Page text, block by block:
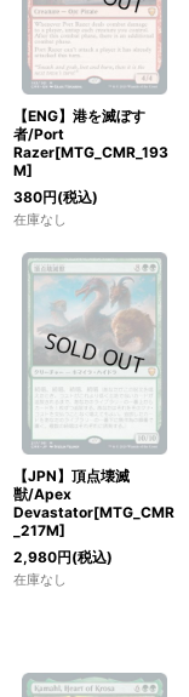
【ENG】港を滅ぼす
者/Port
Razer[MTG_CMR_193
M]
380円(税込)
在庫なし
【JPN】頂点壊滅
獣/Apex
Devastator[MTG_CMR
_217M]
2,980円(税込)
在庫なし